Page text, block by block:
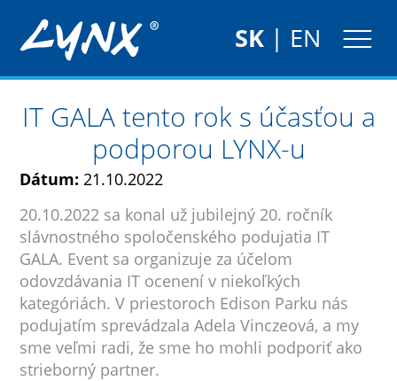
SK| EN
IT GALA tento rok s účasťou a
podporou LYNX-u
Dátum: 21.10.2022
20.10.2022 sa konal už jubilejný 20. ročník
slávnostného spoločenského podujatia IT
GALA. Event sa organizuje za účelom
odovzdávania IT ocenení v niekoľkých
kategóriách. V priestoroch Edison Parku nás
podujatím sprevádzala Adela Vinczeová, a my
sme veľmi radi, že sme ho mohli podporiť ako
strieborný partner.